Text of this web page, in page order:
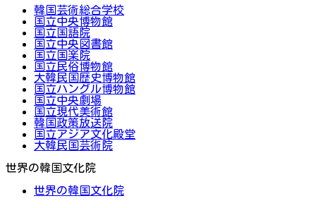
韓国芸術総合学校
国立中央博物館
国立国語院
国立中央図書館
国立国楽院
国立民俗博物館
大韓民国歴史博物館
国立ハングル博物館
国立中央劇場
国立現代美術館
韓国政策放送院
国立アジア文化殿堂
大韓民国芸術院
世界の韓国文化院
世界の韓国文化院